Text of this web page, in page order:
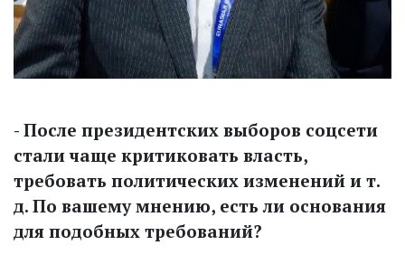
- После президентских выборов соцсети
стали чаще критиковать власть,
требовать политических изменений и т.
д. По вашему мнению, есть ли основания
для подобных требований?